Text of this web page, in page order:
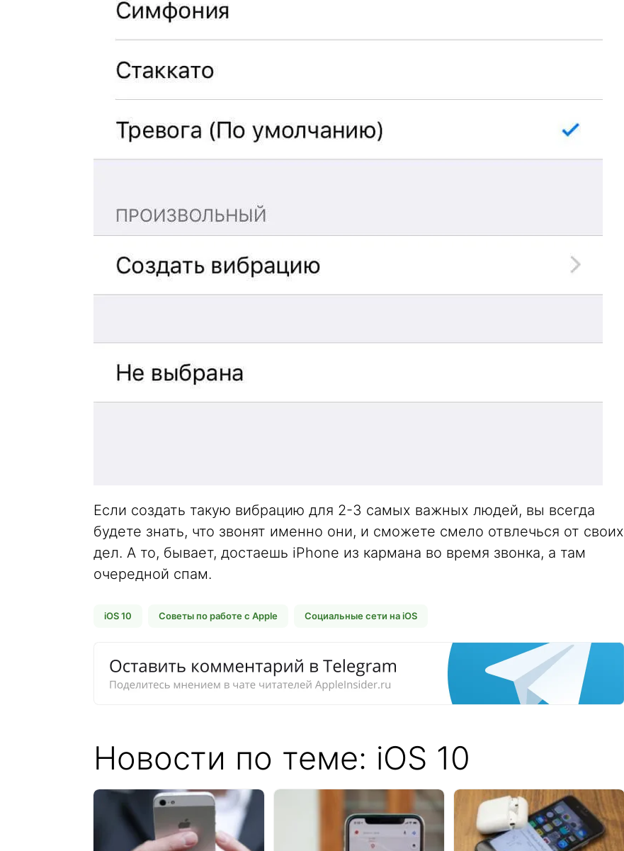
Если создать такую вибрацию для 2-3 самых важных людей, вы всегда
будете знать, что звонят именно они, и сможете смело отвлечься от своих
дел. А то, бывает, достаешь iPhone из кармана во время звонка, а там
очередной спам.
iOS 10 Советы по работе с Apple Социальные сети на iOS
Новости по теме: iOS 10